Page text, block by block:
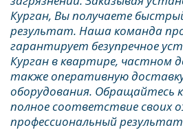
Курган, Вы получаете
результат. Наша команда
гарантирует безупречное
Курган в квартире, частном
также оперативную
оборудования. Обращайтесь
полное соответствие своих
профессиональный